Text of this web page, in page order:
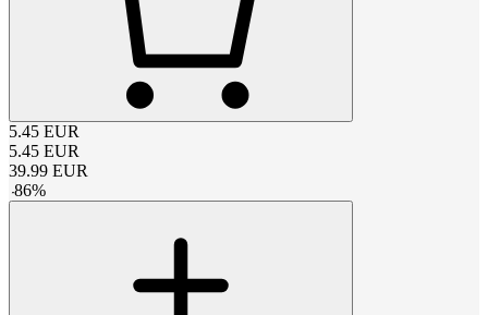
5.45 EUR
5.45 EUR
39.99 EUR
-86%